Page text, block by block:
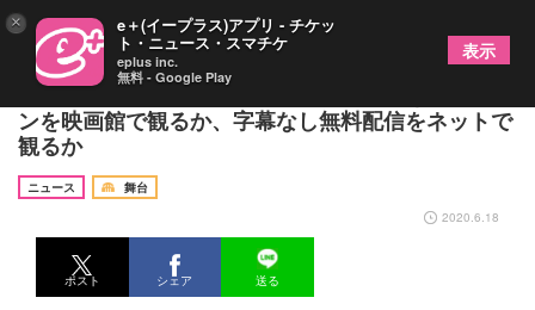
ナショナル・シアター・ライブ、字幕付きスクリー
ンを映画館で観るか、字幕なし無料配信をネットで
観るか
ニュース
舞台
2020.6.18
ポスト シェア 送る
× e＋(イープラス)アプリ - チケッ
ト・ニュース・スマチケ
eplus inc.
無料 - Google Play
表示